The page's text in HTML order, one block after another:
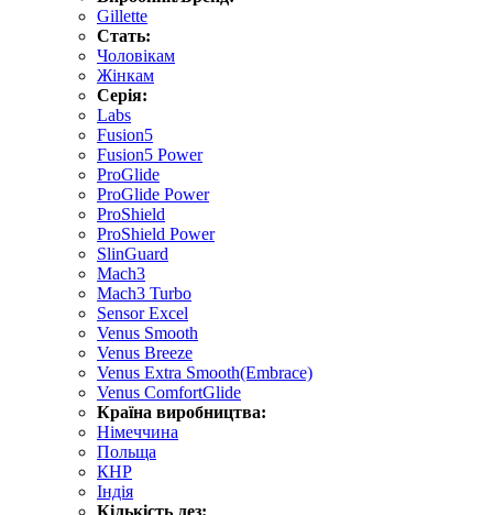
Gillette
Стать:
Чоловікам
Жінкам
Серія:
Labs
Fusion5
Fusion5 Power
ProGlide
ProGlide Power
ProShield
ProShield Power
SlinGuard
Mach3
Mach3 Turbo
Sensor Excel
Venus Smooth
Venus Breeze
Venus Extra Smooth(Embrace)
Venus ComfortGlide
Країна виробництва:
Німеччина
Польща
КНР
Індія